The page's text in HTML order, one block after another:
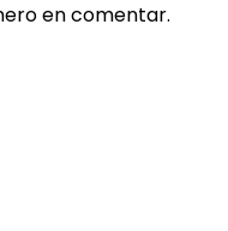
en comentar.